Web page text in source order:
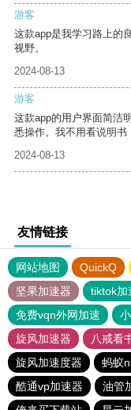
游客
这款app是我学习路上的
视野。
2024-08-13
游客
这款app的用户界面简洁
悉操作。我不用看说明书
2024-08-13
友情链接
网站地图 QuickQ
坚果加速器
tiktok加
免费vqn外网加速
旋风加速器
八戒看
旋风加速度器
蚂蚁
酷通vp加速器
油管